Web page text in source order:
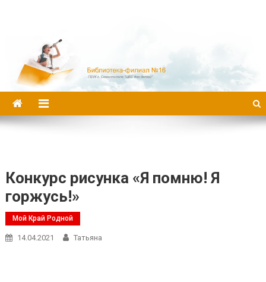
Конкурс рисунка «Я помню! Я
горжусь!»
Мой Край Родной
14.04.2021 Татьяна